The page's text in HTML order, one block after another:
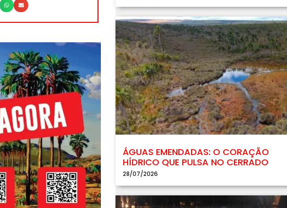
ÁGUAS EMENDADAS: O CORAÇÃO
HÍDRICO QUE PULSA NO CERRADO
28/07/2026